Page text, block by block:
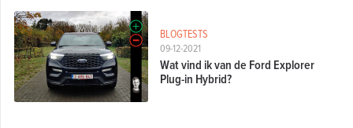
09-12-2021
BLOGTESTS
Wat vind ik van de Ford Explorer
Plug-in Hybrid?